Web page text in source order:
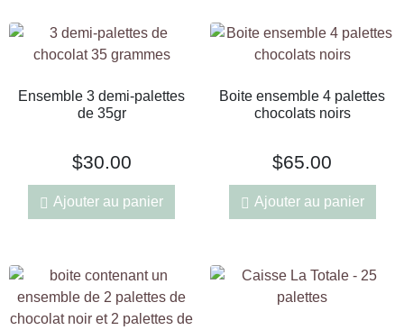
Ensemble 3 demi-palettes
de 35gr
$30.00
Ajouter au panier
Boite ensemble 4 palettes
chocolats noirs
$65.00
Ajouter au panier